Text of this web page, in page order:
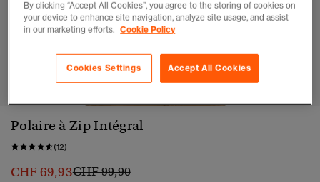
1 2 4 5
Polaire à Zip Intégral
(12)
CHF 69,93Prix réduit de
CHF 99,90à
By clicking “Accept All Cookies”, you agree to the storing of cookies on
your device to enhance site navigation, analyze site usage, and assist
in our marketing efforts. Cookie Policy
Accept All Cookies
Cookies Settings